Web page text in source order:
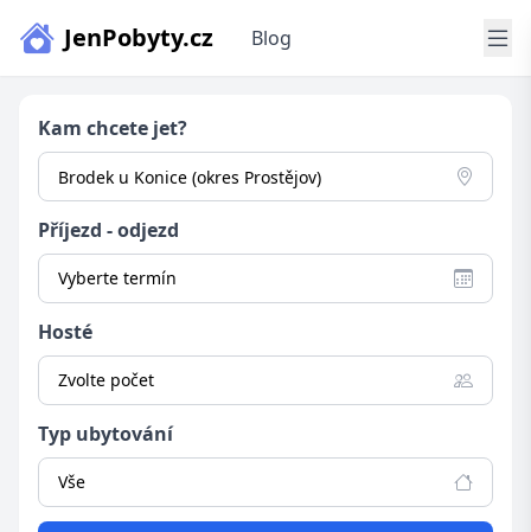
JenPobyty.cz Blog
Kam chcete jet?
Příjezd - odjezd
Vyberte termín
Hosté
Zvolte počet
Typ ubytování
Vše